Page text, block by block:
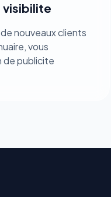
visibilite
nouveaux clients
vous
de publicite